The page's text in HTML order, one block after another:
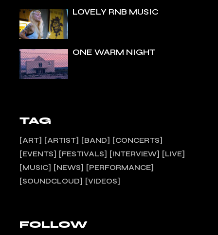
LOVELY RNB MUSIC
ONE WARM NIGHT
TAG
ART ARTIST BAND
CONCERTS
EVENTS
FESTIVALS INTERVIEW
LIVE
MUSIC
NEWS
PERFORMANCE
SOUNDCLOUD
VIDEOS
FOLLOW